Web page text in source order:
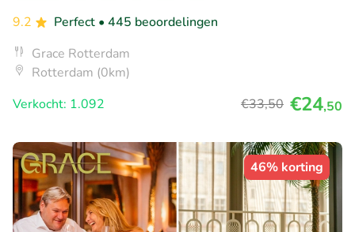
9.2
Perfect • 445 beoordelingen
Grace Rotterdam
Rotterdam (0km)
Verkocht: 1.092
€33,50 €24,50
46% korting